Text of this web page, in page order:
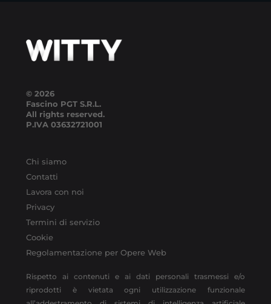
© 2026
Fascino PGT S.R.L.
All rights reserved.
P.IVA 03632721001
Chi siamo
Contatti
Lavora con noi
Privacy
Termini di servizio
Cookie
Regolamentazione per Opere Web
Rispetto ai contenuti e ai dati personali trasmessi e/o
riprodotti è vietata ogni utilizzazione funzionale